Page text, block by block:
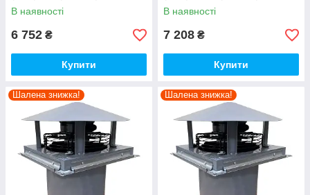
В наявності
6 752 ₴
Купити
В наявності
7 208 ₴
Купити
Шалена знижка! Шалена знижка!